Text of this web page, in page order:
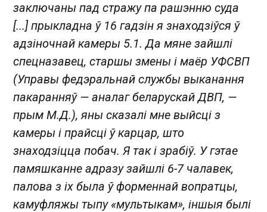
заключаны пад стражу па рашэнню суда
[...] прыкладна ў 16 гадзін я знаходзіўся ў
адзіночнай камеры 5.1. Да мяне зайшлі
cпецназавец, старшы змены і маёр УФСВП
(Управы федэральнай службы выканання
пакаранняў — аналаг беларускай ДВП, —
прым М.Д.), яны сказалі мне выйсці з
камеры і прайсці ў карцар, што
знаходзіцца побач. Я так і зрабіў. У гэтае
памяшканне адразу зайшлі 6-7 чалавек,
палова з іх была ў форменнай вопратцы,
камуфляжы тыпу «мультыкам», іншыя былі